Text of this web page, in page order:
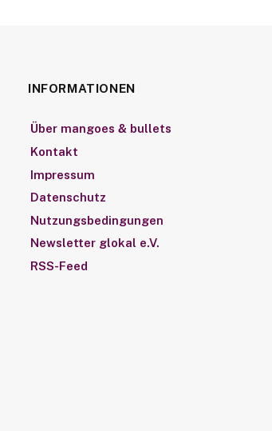
INFORMATIONEN
Über mangoes & bullets
Kontakt
Impressum
Datenschutz
Nutzungsbedingungen
Newsletter glokal e.V.
RSS-Feed